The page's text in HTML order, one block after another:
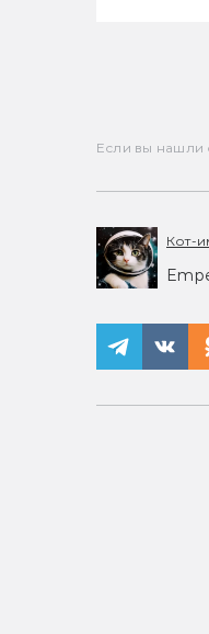
Если вы нашли
Кот-